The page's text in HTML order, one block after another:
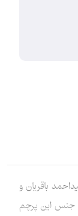
باقریان و
جنس این پرچم